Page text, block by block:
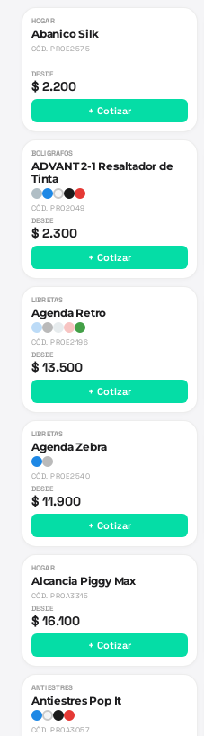
HOGAR
Abanico Silk
CÓD.PROE2575
DESDE
$ 2.200
+ Cotizar
BOLIGRAFOS
ADVANT 2-1 Resaltador de
Tinta
CÓD.PRO2049
DESDE
$ 2.300
+ Cotizar
LIBRETAS
Agenda Retro
CÓD.PROE2196
DESDE
$ 13.500
+ Cotizar
LIBRETAS
Agenda Zebra
CÓD.PROE2540
DESDE
$ 11.900
+ Cotizar
HOGAR
Alcancia Piggy Max
CÓD.PROA3315
DESDE
$ 16.100
+ Cotizar
ANTIESTRES
Antiestres Pop It
CÓD.PROA3057